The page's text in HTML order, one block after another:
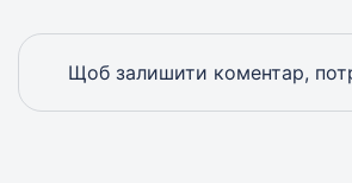
Щоб залишити коментар,